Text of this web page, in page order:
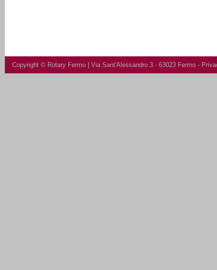
Copyright © Rotary Fermo | Via Sant'Alessandro 3 - 63023 Fermo -